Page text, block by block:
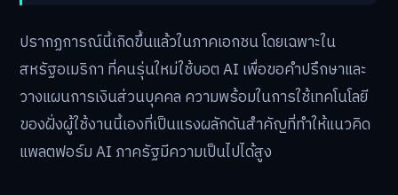
ปรากฏการณ์นี้เกิดขึ้นแล้วในภาคเอกชน โดยเฉพาะใน
สหรัฐอเมริกา ที่คนรุ่นใหม่ใช้บอต AI เพื่อขอคำปรึกษาและ
วางแผนการเงินส่วนบุคคล ความพร้อมในการใช้เทคโนโลยี
ของฝั่งผู้ใช้งานนี้เองที่เป็นแรงผลักดันสำคัญที่ทำให้แนวคิด
แพลตฟอร์ม AI ภาครัฐมีความเป็นไปได้สูง